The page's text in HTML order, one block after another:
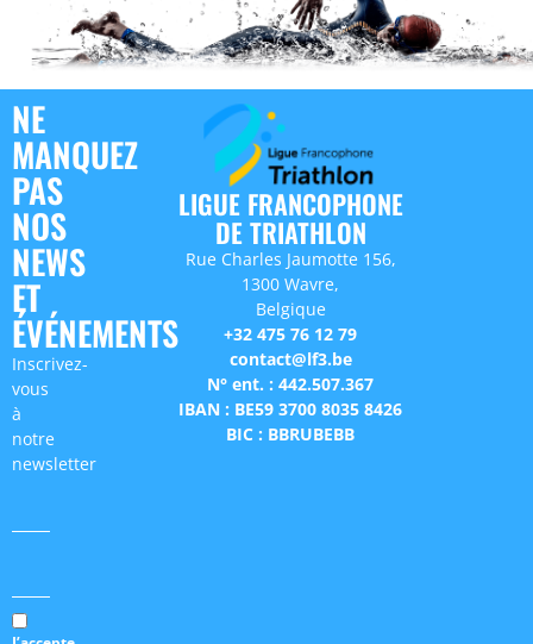
LIGUE FRANCOPHONE
DE TRIATHLON
Rue Charles Jaumotte 156,
1300 Wavre,
Belgique
+32 475 76 12 79
contact@lf3.be
N° ent. : 442.507.367
IBAN : BE59 3700 8035 8426
BIC : BBRUBEBB
NE
MANQUEZ
PAS
NOS
NEWS
ET
ÉVÉNEMENTS
Inscrivez-
vous
à
notre
newsletter